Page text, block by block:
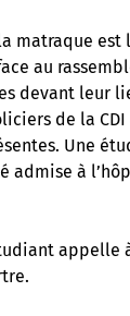
matraque est
au
devant leur
de la
Une
admise à
appelle